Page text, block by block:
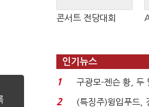
콘서트 전당대회
인기뉴스
1
구광모-젠슨 황, 두
로봇·AI 등 논...
2
(특징주)윙입푸드,